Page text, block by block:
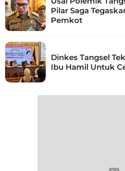
Pilar Saga
Pemkot
Dinkes Tangsel
Ibu Hamil Untuk